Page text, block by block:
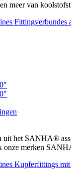
meer van
uit het SANHA®
merken